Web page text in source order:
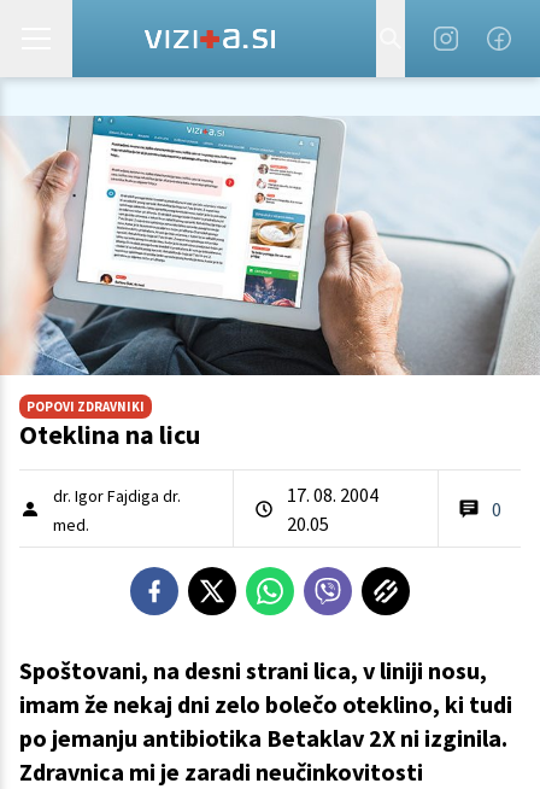
POPOVI ZDRAVNIKI
Oteklina na licu
dr. Igor Fajdiga dr.
med.
17. 08. 2004
20.05
0
Spoštovani, na desni strani lica, v liniji nosu,
imam že nekaj dni zelo bolečo oteklino, ki tudi
po jemanju antibiotika Betaklav 2X ni izginila.
Zdravnica mi je zaradi neučinkovitosti